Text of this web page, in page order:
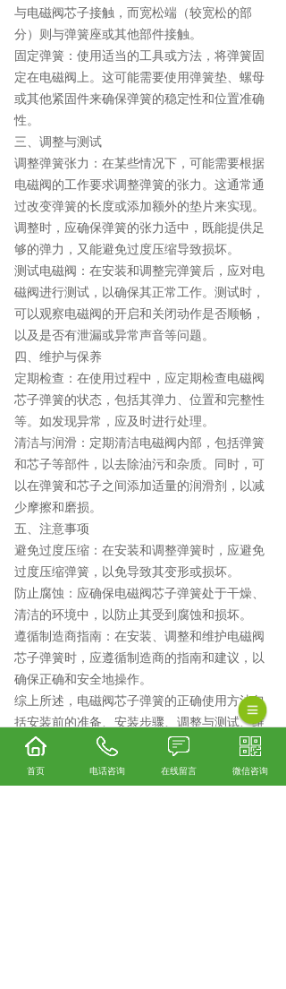
与电磁阀芯子接触，而宽松端（较宽松的部
分）则与弹簧座或其他部件接触。
固定弹簧：使用适当的工具或方法，将弹簧固
定在电磁阀上。这可能需要使用弹簧垫、螺母
或其他紧固件来确保弹簧的稳定性和位置准确
性。
三、调整与测试
调整弹簧张力：在某些情况下，可能需要根据
电磁阀的工作要求调整弹簧的张力。这通常通
过改变弹簧的长度或添加额外的垫片来实现。
调整时，应确保弹簧的张力适中，既能提供足
够的弹力，又能避免过度压缩导致损坏。
测试电磁阀：在安装和调整完弹簧后，应对电
磁阀进行测试，以确保其正常工作。测试时，
可以观察电磁阀的开启和关闭动作是否顺畅，
以及是否有泄漏或异常声音等问题。
四、维护与保养
定期检查：在使用过程中，应定期检查电磁阀
芯子弹簧的状态，包括其弹力、位置和完整性
等。如发现异常，应及时进行处理。
清洁与润滑：定期清洁电磁阀内部，包括弹簧
和芯子等部件，以去除油污和杂质。同时，可
以在弹簧和芯子之间添加适量的润滑剂，以减
少摩擦和磨损。
五、注意事项
避免过度压缩：在安装和调整弹簧时，应避免
过度压缩弹簧，以免导致其变形或损坏。
防止腐蚀：应确保电磁阀芯子弹簧处于干燥、
清洁的环境中，以防止其受到腐蚀和损坏。
遵循制造商指南：在安装、调整和维护电磁阀
芯子弹簧时，应遵循制造商的指南和建议，以
确保正确和安全地操作。
综上所述，电磁阀芯子弹簧的正确使用方法包
括安装前的准备、安装步骤、调整与测试、维
护与保养以及注意事项等方面。遵循这些方法
可以确保电磁阀的正常运行和延长其使用寿
命。
首页 电话咨询 在线留言 微信咨询